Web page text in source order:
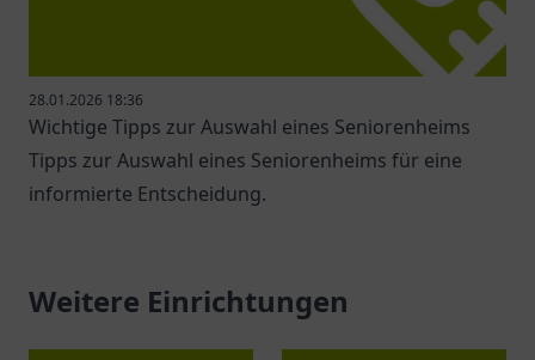
28.01.2026 18:36
Wichtige Tipps zur Auswahl eines Seniorenheims
Tipps zur Auswahl eines Seniorenheims für eine
informierte Entscheidung.
Weitere Einrichtungen